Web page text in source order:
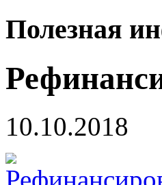
Полезная
10.10.2018